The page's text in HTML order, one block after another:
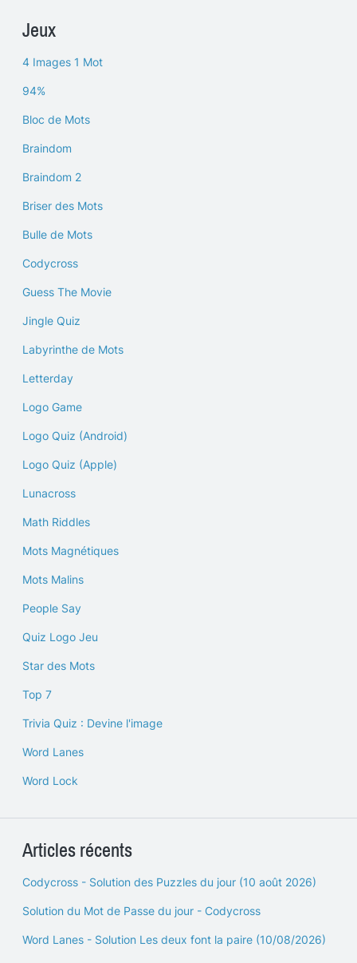
Jeux
4 Images 1 Mot
94%
Bloc de Mots
Braindom
Braindom 2
Briser des Mots
Bulle de Mots
Codycross
Guess The Movie
Jingle Quiz
Labyrinthe de Mots
Letterday
Logo Game
Logo Quiz (Android)
Logo Quiz (Apple)
Lunacross
Math Riddles
Mots Magnétiques
Mots Malins
People Say
Quiz Logo Jeu
Star des Mots
Top 7
Trivia Quiz : Devine l'image
Word Lanes
Word Lock
Articles récents
Codycross - Solution des Puzzles du jour (10 août 2026)
Solution du Mot de Passe du jour - Codycross
Word Lanes - Solution Les deux font la paire (10/08/2026)